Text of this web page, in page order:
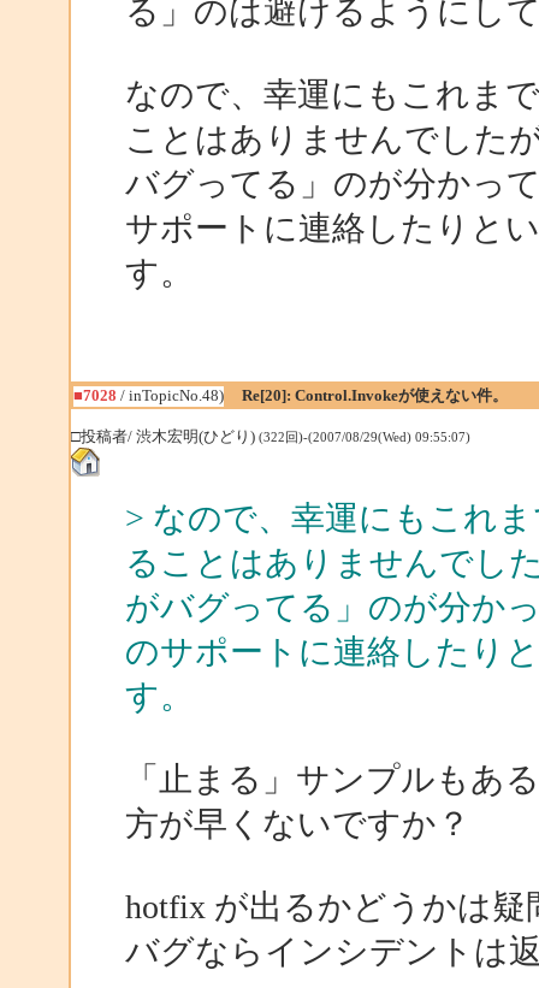
る」のは避けるようにし
なので、幸運にもこれま
ことはありませんでした
バグってる」のが分かっ
サポートに連絡したりと
す。
■7028 / inTopicNo.48) Re[20]: Control.Invokeが使えない件。
□投稿者/ 渋木宏明(ひどり) (322回)-(2007/08/29(Wed) 09:55:07)
> なので、幸運にもこれ
ることはありませんでし
がバグってる」のが分か
のサポートに連絡したり
す。
「止まる」サンプルもあ
方が早くないですか？
hotfix が出るかどうかは疑
バグならインシデントは